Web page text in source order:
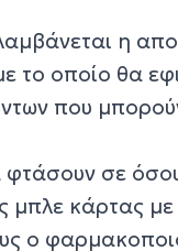
η
οποίο θα
που
φτάσουν σε
μπλε κάρτας με
ο